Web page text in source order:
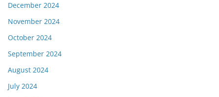
December 2024
November 2024
October 2024
September 2024
August 2024
July 2024